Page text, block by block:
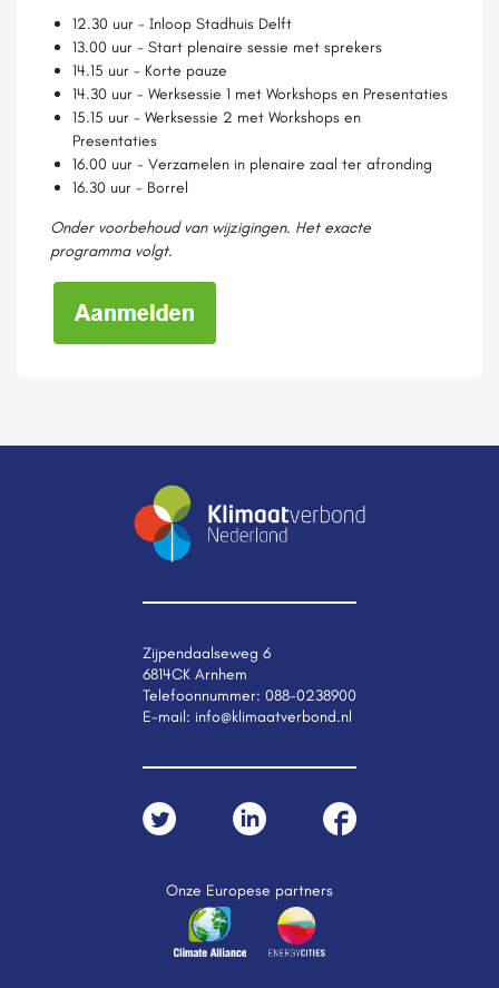
12.30 uur - Inloop Stadhuis Delft
13.00 uur - Start plenaire sessie met sprekers
14.15 uur - Korte pauze
14.30 uur - Werksessie 1 met Workshops en Presentaties
15.15 uur - Werksessie 2 met Workshops en
Presentaties
16.00 uur - Verzamelen in plenaire zaal ter afronding
16.30 uur - Borrel
Onder voorbehoud van wijzigingen. Het exacte
programma volgt.
Zijpendaalseweg 6
6814CK Arnhem
Telefoonnummer: 088-0238900
E-mail: info@klimaatverbond.nl
Onze Europese partners